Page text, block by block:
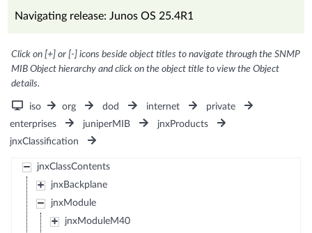
Navigating release: Junos OS 25.4R1
Click on [+] or [-] icons beside object titles to navigate through the SNMP
MIB Object hierarchy and click on the object title to view the Object
details.
iso org dod internet
private
enterprises
juniperMIB
jnxProducts
jnxClassification
jnxClassContents
jnxBackplane
jnxModule
jnxModuleM40